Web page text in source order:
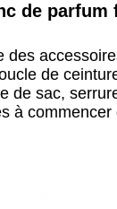
de
de
de sac,
à